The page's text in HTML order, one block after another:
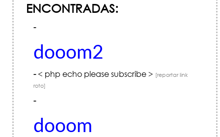
ENCONTRADAS:
-
dooom2
-< php echo please subscribe > [reportar link
roto]
-
dooom